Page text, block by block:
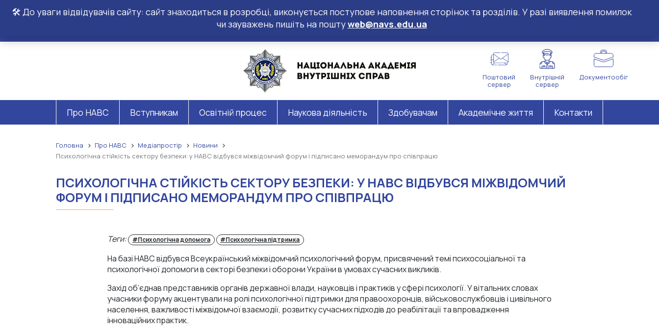
🛠️ До уваги відвідувачів сайту: сайт знаходиться в розробці, виконується поступове наповнення сторінок та розділів. У разі виявлення помилок
чи зауважень пишіть на поштуweb@navs.edu.ua
Поштовий
сервер
Внутрішній
сервер
Документообіг
Про НАВС Вступникам Освітній процес Наукова діяльність Здобувачам Академічне життя Контакти
Головна Про НАВС Медіапростір
Новини
Психологічна стійкість сектору безпеки: у НАВС відбувся міжвідомчий форум і підписано меморандум про співпрацю
ПСИХОЛОГІЧНА СТІЙКІСТЬ СЕКТОРУ БЕЗПЕКИ: У НАВС ВІДБУВСЯ МІЖВІДОМЧИЙ
ФОРУМ І ПІДПИСАНО МЕМОРАНДУМ ПРО СПІВПРАЦЮ
Теги: #Психологічна допомога #Психологічна підтримка
На базі НАВС відбувся Всеукраїнський міжвідомчий психологічний форум, присвячений темі психосоціальної та
психологічної допомоги в секторі безпеки і оборони України в умовах сучасних викликів.
Захід об’єднав представників органів державної влади, науковців і практиків у сфері психології. У вітальних словах
учасники форуму акцентували на ролі психологічної підтримки для правоохоронців, військовослужбовців і цивільного
населення, важливості міжвідомчої взаємодії, розвитку сучасних підходів до реабілітації та впровадження
інноваційних практик.